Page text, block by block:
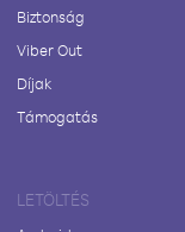
Biztonság
Viber Out
Díjak
Támogatás
LETÖLTÉS